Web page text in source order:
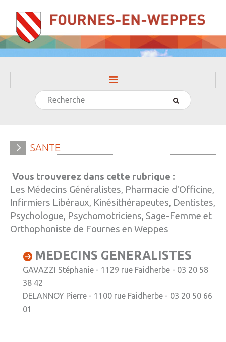
ACCUEIL
» Journal municipal
» Le conseil municipal
» Participation citoyenne
» Les Vitraux de l'Eglise
» Services municipaux
» C.C.A.S
Rechercher
SANTE
Vous trouverez dans cette rubrique :
Les Médecins Généralistes, Pharmacie d'Officine,
Infirmiers Libéraux, Kinésithérapeutes, Dentistes,
Psychologue, Psychomotriciens, Sage-Femme et
Orthophoniste de Fournes en Weppes
MEDECINS GENERALISTES
GAVAZZI Stéphanie - 1129 rue Faidherbe - 03 20 58
38 42
DELANNOY Pierre - 1100 rue Faidherbe - 03 20 50 66
01